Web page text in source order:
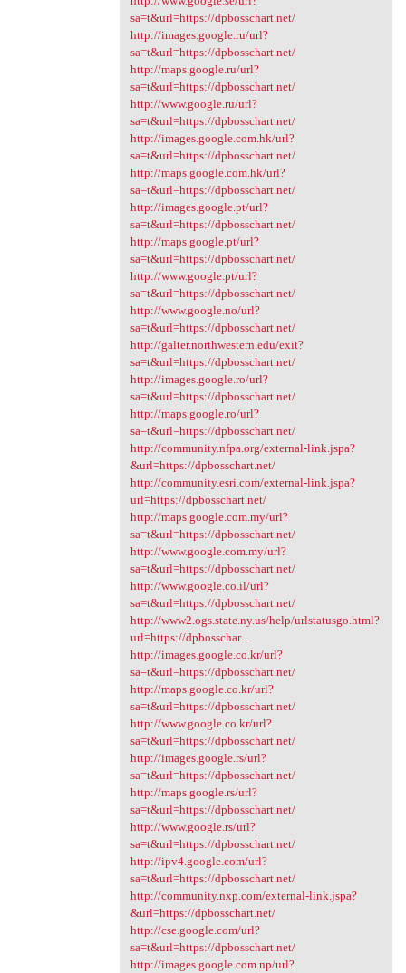
sa=t&url=https://dpbosschart.net/
http://images.google.ru/url?
sa=t&url=https://dpbosschart.net/
http://maps.google.ru/url?
sa=t&url=https://dpbosschart.net/
http://www.google.ru/url?
sa=t&url=https://dpbosschart.net/
http://images.google.com.hk/url?
sa=t&url=https://dpbosschart.net/
http://maps.google.com.hk/url?
sa=t&url=https://dpbosschart.net/
http://images.google.pt/url?
sa=t&url=https://dpbosschart.net/
http://maps.google.pt/url?
sa=t&url=https://dpbosschart.net/
http://www.google.pt/url?
sa=t&url=https://dpbosschart.net/
http://www.google.no/url?
sa=t&url=https://dpbosschart.net/
http://galter.northwestern.edu/exit?
sa=t&url=https://dpbosschart.net/
http://images.google.ro/url?
sa=t&url=https://dpbosschart.net/
http://maps.google.ro/url?
sa=t&url=https://dpbosschart.net/
http://community.nfpa.org/external-link.jspa?
&url=https://dpbosschart.net/
http://community.esri.com/external-link.jspa?
url=https://dpbosschart.net/
http://maps.google.com.my/url?
sa=t&url=https://dpbosschart.net/
http://www.google.com.my/url?
sa=t&url=https://dpbosschart.net/
http://www.google.co.il/url?
sa=t&url=https://dpbosschart.net/
http://www2.ogs.state.ny.us/help/urlstatusgo.html?
url=https://dpbosschar...
http://images.google.co.kr/url?
sa=t&url=https://dpbosschart.net/
http://maps.google.co.kr/url?
sa=t&url=https://dpbosschart.net/
http://www.google.co.kr/url?
sa=t&url=https://dpbosschart.net/
http://images.google.rs/url?
sa=t&url=https://dpbosschart.net/
http://maps.google.rs/url?
sa=t&url=https://dpbosschart.net/
http://www.google.rs/url?
sa=t&url=https://dpbosschart.net/
http://ipv4.google.com/url?
sa=t&url=https://dpbosschart.net/
http://community.nxp.com/external-link.jspa?
&url=https://dpbosschart.net/
http://cse.google.com/url?
sa=t&url=https://dpbosschart.net/
http://images.google.com.np/url?